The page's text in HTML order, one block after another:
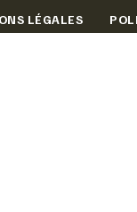
LÉGALES